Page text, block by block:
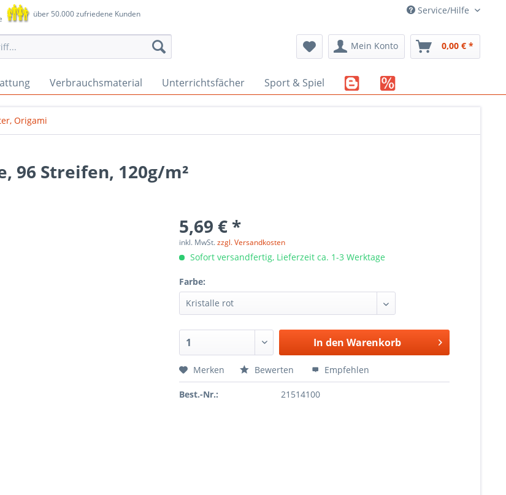
über 50.000 zufriedene Kunden Service/Hilfe
Mein Konto 0,00 € *
Verbrauchsmaterial Unterrichtsfächer Sport & Spiel
Origami
96 Streifen, 120g/m²
5,69 € *
inkl. MwSt.zzgl. Versandkosten
Sofort versandfertig, Lieferzeit ca. 1-3 Werktage
Farbe:
In den Warenkorb
Merken Bewerten Empfehlen
Best.-Nr.: 21514100